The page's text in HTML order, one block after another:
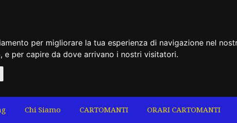
per migliorare la tua esperienza di navigazione nel
per capire da dove arrivano i nostri visitatori.
Chi Siamo CARTOMANTI ORARI CARTOMANTI